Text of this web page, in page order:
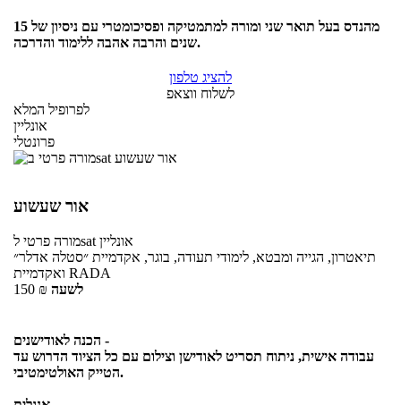
מהנדס בעל תואר שני ומורה למתמטיקה ופסיכומטרי עם ניסיון של 15
שנים והרבה אהבה ללימוד והדרכה.
להציג טלפון
לשלוח ווצאפ
לפרופיל המלא
אונליין
פרונטלי
אור שעשוע
מורה פרטילsat אונליין
תיאטרון, הגייה ומבטא, לימודי תעודה, בוגר, אקדמיית ״סטלה אדלר״
ואקדמיית RADA
150 ₪ לשעה
הכנה לאודישנים -
עבודה אישית, ניתוח תסריט לאודישן וצילום עם כל הציוד הדרוש עד
הטייק האולטימטיבי.